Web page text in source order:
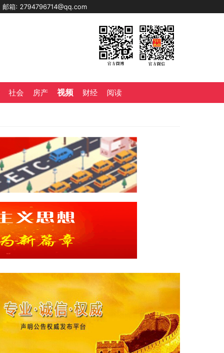
邮箱: 2794796714@qq.com
社会 房产 视频 财经 阅读